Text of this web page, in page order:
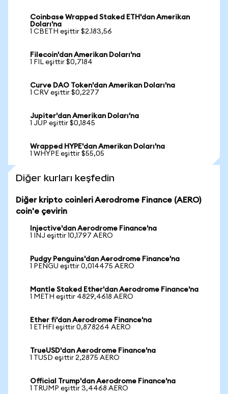
Coinbase Wrapped Staked ETH'dan Amerikan
Doları'na
1 CBETH eşittir $2.183,56
Filecoin'dan Amerikan Doları'na
1 FIL eşittir $0,7184
Curve DAO Token'dan Amerikan Doları'na
1 CRV eşittir $0,2277
Jupiter'dan Amerikan Doları'na
1 JUP eşittir $0,1845
Wrapped HYPE'dan Amerikan Doları'na
1 WHYPE eşittir $55,05
Diğer kurları keşfedin
Diğer kripto coinleri Aerodrome Finance (AERO)
coin'e çevirin
Injective'dan Aerodrome Finance'na
1 INJ eşittir 10,1797 AERO
Pudgy Penguins'dan Aerodrome Finance'na
1 PENGU eşittir 0,014475 AERO
Mantle Staked Ether'dan Aerodrome Finance'na
1 METH eşittir 4829,4618 AERO
Ether fi'dan Aerodrome Finance'na
1 ETHFI eşittir 0,878264 AERO
TrueUSD'dan Aerodrome Finance'na
1 TUSD eşittir 2,2875 AERO
Official Trump'dan Aerodrome Finance'na
1 TRUMP eşittir 3,4468 AERO